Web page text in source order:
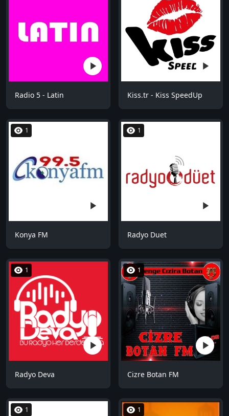
Radio 5 - Latin Kiss.tr - Kiss SpeedUp
1
Konya FM
1
Radyo Duet
1
Radyo Deva
1
Cizre Botan FM
1 1